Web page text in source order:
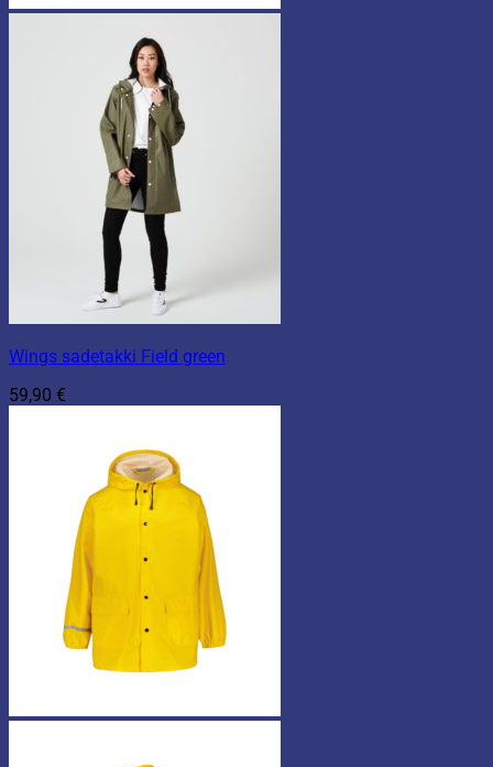
Wings sadetakki Field green
59,90 €